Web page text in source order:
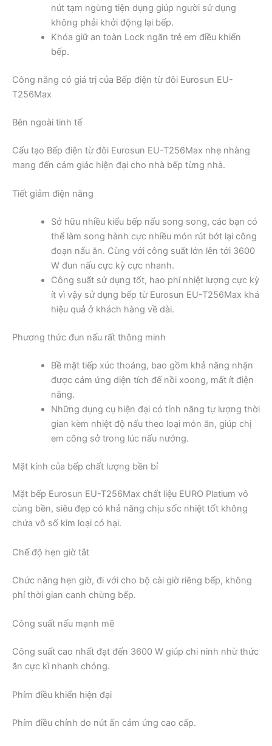
nút tạm ngừng tiện dụng giúp người sử dụng
không phải khởi động lại bếp.
Khóa giữ an toàn Lock ngăn trẻ em điều khiển
bếp.
Công năng có giá trị của Bếp điện từ đôi Eurosun EU-
T256Max
Bên ngoài tinh tế
Cấu tạo Bếp điện từ đôi Eurosun EU-T256Max nhẹ nhàng
mang đến cảm giác hiện đại cho nhà bếp từng nhà.
Tiết giảm điện năng
Sở hữu nhiều kiểu bếp nấu song song, các bạn có
thể làm song hành cực nhiều món rút bớt lại công
đoạn nấu ăn. Cùng với công suất lớn lên tới 3600
W đun nấu cực kỳ cực nhanh.
Công suất sử dụng tốt, hao phí nhiệt lượng cực kỳ
ít vì vậy sử dụng bếp từ Eurosun EU-T256Max khá
hiệu quả ở khách hàng về dài.
Phương thức đun nấu rất thông minh
Bề mặt tiếp xúc thoáng, bao gồm khả năng nhận
được cảm ứng diện tích đế nồi xoong, mất ít điện
năng.
Những dụng cụ hiện đại có tính năng tự lượng thời
gian kèm nhiệt độ nấu theo loại món ăn, giúp chị
em công sở trong lúc nấu nướng.
Mặt kính của bếp chất lượng bền bỉ
Mặt bếp Eurosun EU-T256Max chất liệu EURO Platium vô
cùng bền, siêu đẹp có khả năng chịu sốc nhiệt tốt không
chứa vô số kim loại có hại.
Chế độ hẹn giờ tắt
Chức năng hẹn giờ, đi với cho bộ cài giờ riêng bếp, không
phí thời gian canh chừng bếp.
Công suất nấu mạnh mẽ
Công suất cao nhất đạt đến 3600 W giúp chi ninh nhừ thức
ăn cực kì nhanh chóng.
Phím điều khiển hiện đại
Phím điều chỉnh do nút ấn cảm ứng cao cấp.